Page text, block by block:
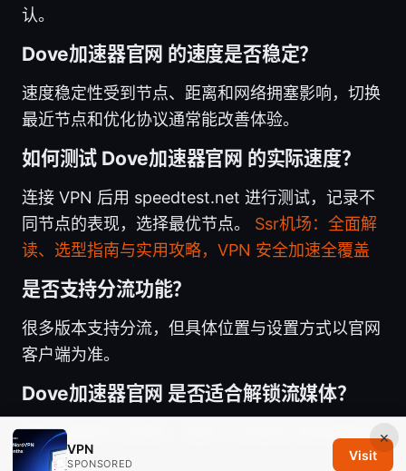
认。
Dove加速器官网 的速度是否稳定？
速度稳定性受到节点、距离和网络拥塞影响，切换
最近节点和优化协议通常能改善体验。
如何测试 Dove加速器官网 的实际速度？
连接 VPN 后用 speedtest.net 进行测试，记录不
同节点的表现，选择最优节点。 Ssr机场：全面解
读、选型指南与实用攻略，VPN 安全加速全覆盖
是否支持分流功能？
很多版本支持分流，但具体位置与设置方式以官网
客户端为准。
Dove加速器官网 是否适合解锁流媒体？
解锁效果因节点而异，需多节点测试以找到最稳定
的解锁点。
×
VPN
SPONSORED
Visit